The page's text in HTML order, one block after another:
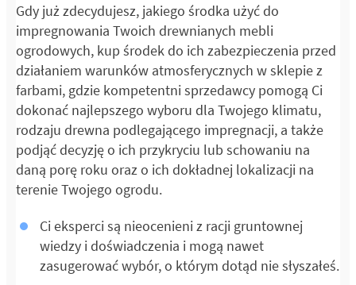
Gdy już zdecydujesz, jakiego środka użyć do
impregnowania Twoich drewnianych mebli
ogrodowych, kup środek do ich zabezpieczenia przed
działaniem warunków atmosferycznych w sklepie z
farbami, gdzie kompetentni sprzedawcy pomogą Ci
dokonać najlepszego wyboru dla Twojego klimatu,
rodzaju drewna podlegającego impregnacji, a także
podjąć decyzję o ich przykryciu lub schowaniu na
daną porę roku oraz o ich dokładnej lokalizacji na
terenie Twojego ogrodu.
Ci eksperci są nieocenieni z racji gruntownej
wiedzy i doświadczenia i mogą nawet
zasugerować wybór, o którym dotąd nie słyszałeś.